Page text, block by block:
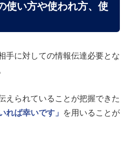
使い方や使われ方、使
手に対しての情報伝達必要とな
えられていることが把握できた
れば幸いです」
を用いることが